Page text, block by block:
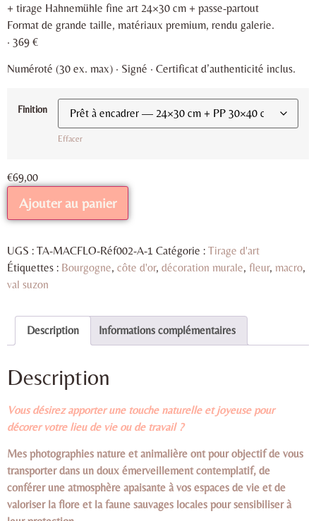
+ tirage Hahnemühle fine art 24×30 cm + passe-partout
Format de grande taille, matériaux premium, rendu galerie.
· 369 €
Numéroté (30 ex. max) · Signé · Certificat d’authenticité inclus.
Finition
Effacer
€69,00
Ajouter au panier
UGS : TA-MACFLO-Réf002-A-1 Catégorie : Tirage d'art
Étiquettes : Bourgogne, côte d'or, décoration murale, fleur, macro,
val suzon
Description Informations complémentaires
Description
Vous désirez apporter une touche naturelle et joyeuse pour
décorer votre lieu de vie ou de travail ?
Mes photographies nature et animalière ont pour objectif de vous
transporter dans un doux émerveillement contemplatif, de
conférer une atmosphère apaisante à vos espaces de vie et de
valoriser la flore et la faune sauvages locales pour sensibiliser à